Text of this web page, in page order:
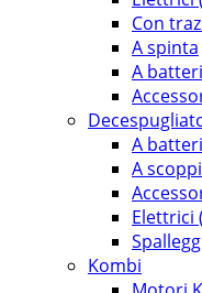
Con
A spinta
A
A
A
Elettrici
Kombi